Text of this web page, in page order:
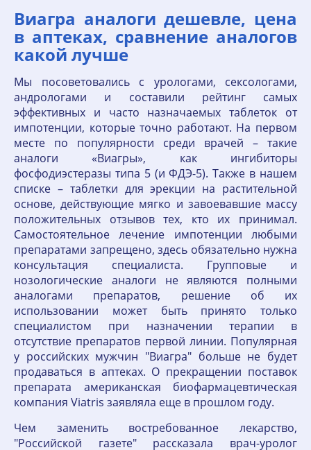
Виагра аналоги дешевле, цена
в аптеках, сравнение аналогов
какой лучше
Мы посоветовались с урологами, сексологами,
андрологами и составили рейтинг самых
эффективных и часто назначаемых таблеток от
импотенции, которые точно работают. На первом
месте по популярности среди врачей – такие
аналоги «Виагры», как ингибиторы
фосфодиэстеразы типа 5 (и ФДЭ-5). Также в нашем
списке – таблетки для эрекции на растительной
основе, действующие мягко и завоевавшие массу
положительных отзывов тех, кто их принимал.
Самостоятельное лечение импотенции любыми
препаратами запрещено, здесь обязательно нужна
консультация специалиста. Групповые и
нозологические аналоги не являются полными
аналогами препаратов, решение об их
использовании может быть принято только
специалистом при назначении терапии в
отсутствие препаратов первой линии. Популярная
у российских мужчин "Виагра" больше не будет
продаваться в аптеках. О прекращении поставок
препарата американская биофармацевтическая
компания Viatris заявляла еще в прошлом году.
Чем заменить востребованное лекарство,
"Российской газете" рассказала врач-уролог